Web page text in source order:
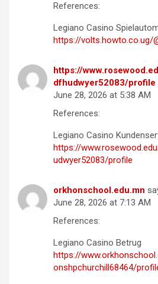
References:
Legiano Casino
https://volts.howto.co.ug/
https://
dfhudwyer52083/profile
June 28, 2026 at 5:38 AM
References:
Legiano Casino
https://
udwyer52083/profile
orkhonschool.edu.mn
June 28, 2026 at 7:13 AM
References:
Legiano Casino Betrug
https://
onshpchurchill68464/